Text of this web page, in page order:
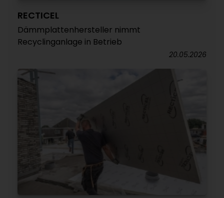
RECTICEL
Dämmplattenhersteller nimmt
Recyclinganlage in Betrieb
20.05.2026